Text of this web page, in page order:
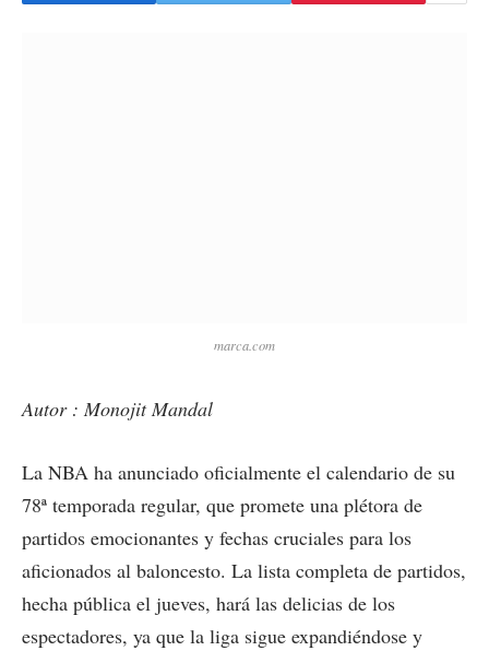
marca.com
Autor : Monojit Mandal
La NBA ha anunciado oficialmente el calendario de su
78ª temporada regular, que promete una plétora de
partidos emocionantes y fechas cruciales para los
aficionados al baloncesto. La lista completa de partidos,
hecha pública el jueves, hará las delicias de los
espectadores, ya que la liga sigue expandiéndose y